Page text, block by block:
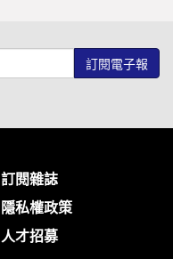
訂閱雜誌
隱私權政策
人才招募